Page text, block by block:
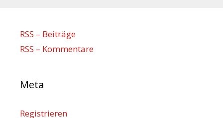
RSS – Beiträge
RSS – Kommentare
Meta
Registrieren